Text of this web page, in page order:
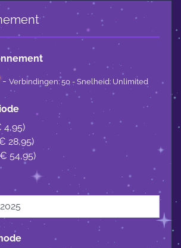
- Verbindingen: 50 - Snelheid: Unlimited
4,95)
28,95)
54,95)